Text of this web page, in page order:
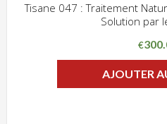
Tisane 047 : Traitement
Solution par
€
AJOUTER